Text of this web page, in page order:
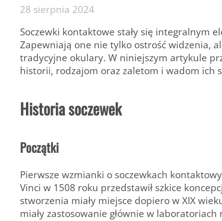
28 sierpnia 2024
Soczewki kontaktowe stały się integralnym
Zapewniają one nie tylko ostrość widzenia,
tradycyjne okulary. W niniejszym artykule
historii, rodzajom oraz zaletom i wadom ich
Historia soczewek
Początki
Pierwsze wzmianki o soczewkach
Vinci w 1508 roku przedstawił szkice
stworzenia miały miejsce dopiero w XIX
miały zastosowanie głównie w laboratoriach